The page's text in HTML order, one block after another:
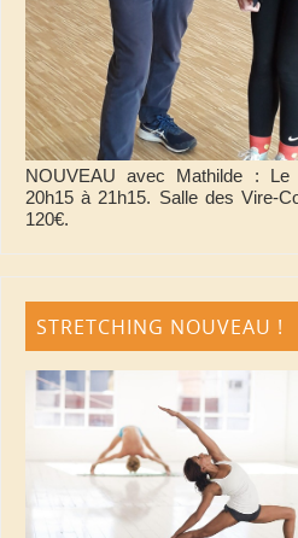
NOUVEAU avec Mathilde : Le
20h15 à 21h15. Salle des Vire-
120€.
STRETCHING NOUVEAU !